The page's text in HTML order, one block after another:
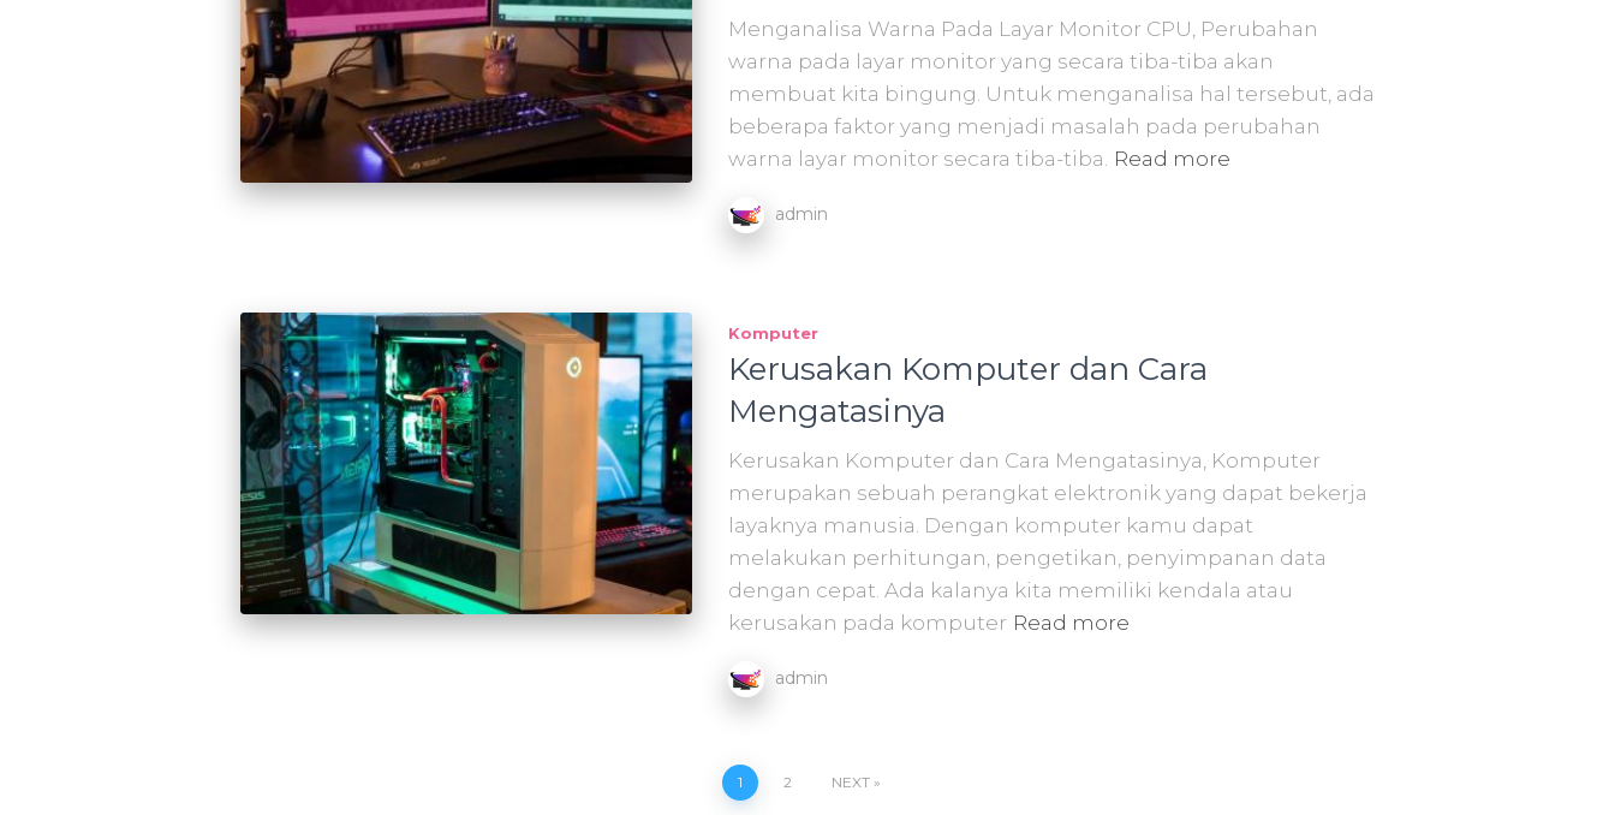
Menganalisa Warna Pada Layar Monitor CPU, Perubahan
warna pada layar monitor yang secara tiba-tiba akan
membuat kita bingung. Untuk menganalisa hal tersebut, ada
beberapa faktor yang menjadi masalah pada perubahan
warna layar monitor secara tiba-tiba. Read more
admin
Komputer
Kerusakan Komputer dan Cara
Mengatasinya
Kerusakan Komputer dan Cara Mengatasinya, Komputer
merupakan sebuah perangkat elektronik yang dapat bekerja
layaknya manusia. Dengan komputer kamu dapat
melakukan perhitungan, pengetikan, penyimpanan data
dengan cepat. Ada kalanya kita memiliki kendala atau
kerusakan pada komputer Read more
admin
1 2 NEXT